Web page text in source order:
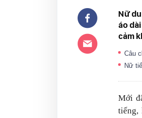
Nữ
áo
cảm
Câu
Nữ
Mới
tiếng,